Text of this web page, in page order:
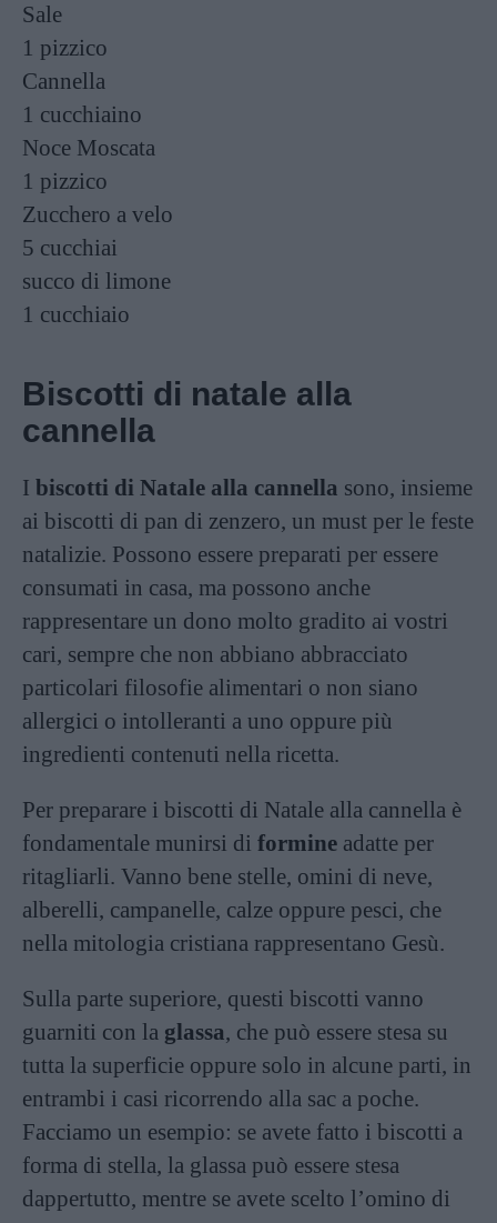
Sale
1 pizzico
Cannella
1 cucchiaino
Noce Moscata
1 pizzico
Zucchero a velo
5 cucchiai
succo di limone
1 cucchiaio
Biscotti di natale alla
cannella
I biscotti di Natale alla cannella sono, insieme
ai biscotti di pan di zenzero, un must per le feste
natalizie. Possono essere preparati per essere
consumati in casa, ma possono anche
rappresentare un dono molto gradito ai vostri
cari, sempre che non abbiano abbracciato
particolari filosofie alimentari o non siano
allergici o intolleranti a uno oppure più
ingredienti contenuti nella ricetta.
Per preparare i biscotti di Natale alla cannella è
fondamentale munirsi di formine adatte per
ritagliarli. Vanno bene stelle, omini di neve,
alberelli, campanelle, calze oppure pesci, che
nella mitologia cristiana rappresentano Gesù.
Sulla parte superiore, questi biscotti vanno
guarniti con la glassa, che può essere stesa su
tutta la superficie oppure solo in alcune parti, in
entrambi i casi ricorrendo alla sac a poche.
Facciamo un esempio: se avete fatto i biscotti a
forma di stella, la glassa può essere stesa
dappertutto, mentre se avete scelto l’omino di